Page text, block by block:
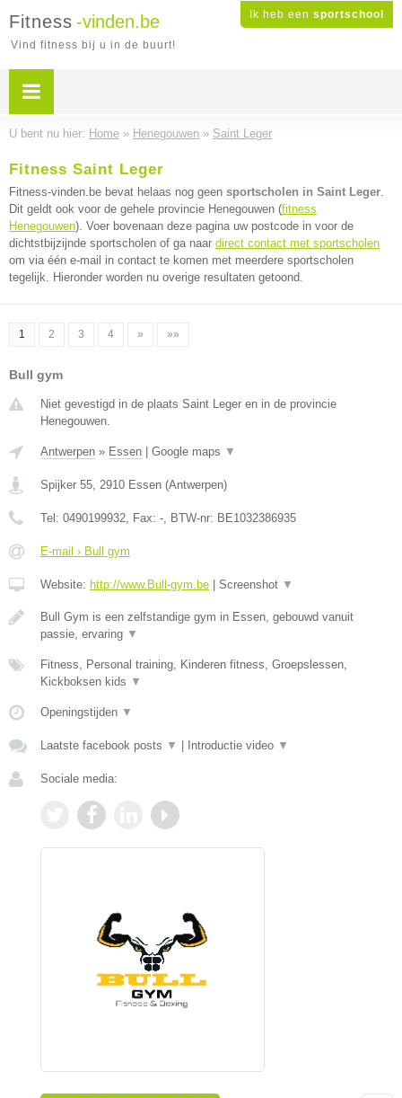
Ik heb een sportschool
Fitness -vinden.be
Vind fitness bij u in de buurt!
U bent nu hier: Home » Henegouwen » Saint Leger
Fitness Saint Leger
Fitness-vinden.be bevat helaas nog geen sportscholen in Saint Leger.
Dit geldt ook voor de gehele provincie Henegouwen (fitness
Henegouwen). Voer bovenaan deze pagina uw postcode in voor de
dichtstbijzijnde sportscholen of ga naar direct contact met sportscholen
om via één e-mail in contact te komen met meerdere sportscholen
tegelijk. Hieronder worden nu overige resultaten getoond.
1 2 3 4 » »»
Bull gym
Niet gevestigd in de plaats Saint Leger en in de provincie
Henegouwen.
Antwerpen » Essen Google maps ▼
Spijker 55, 2910 Essen (Antwerpen)
Tel: 0490199932, Fax: -, BTW-nr: BE1032386935
E-mail › Bull gym
Website: http://www.Bull-gym.be Screenshot ▼
Bull Gym is een zelfstandige gym in Essen, gebouwd vanuit
passie, ervaring ▼
Fitness, Personal training, Kinderen fitness, Groepslessen,
Kickboksen kids ▼
Openingstijden ▼
Laatste facebook posts ▼ Introductie video ▼
Sociale media: